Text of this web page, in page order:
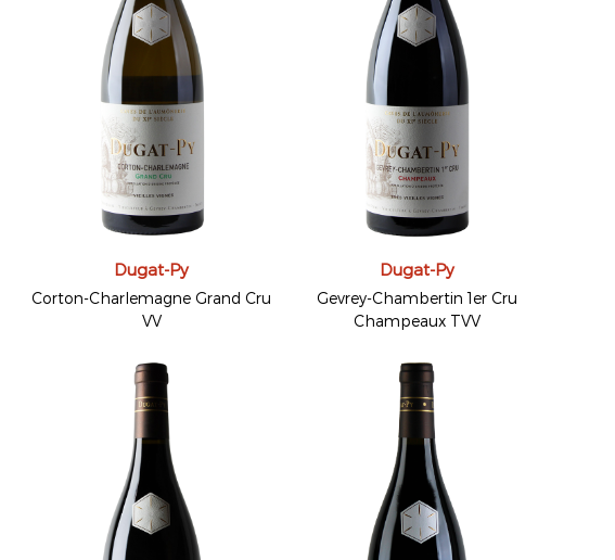
Dugat-Py
Corton-Charlemagne Grand Cru
VV
Dugat-Py
Gevrey-Chambertin 1er Cru
Champeaux TVV